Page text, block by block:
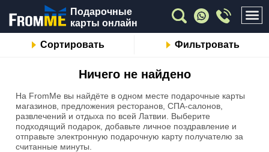
Подарочные
карты онлайн
Сортировать Фильтровать
Ничего не найдено
На FromMe вы найдёте в одном месте подарочные карты
магазинов, предложения ресторанов, СПА-салонов,
развлечений и отдыха по всей Латвии. Выберите
подходящий подарок, добавьте личное поздравление и
отправьте электронную подарочную карту получателю за
считанные минуты.